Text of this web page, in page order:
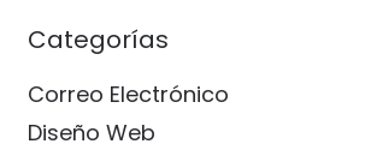
Categorías
Correo Electrónico
Diseño Web